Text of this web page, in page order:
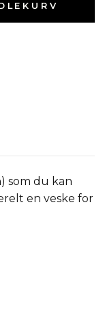
som du kan
en veske for